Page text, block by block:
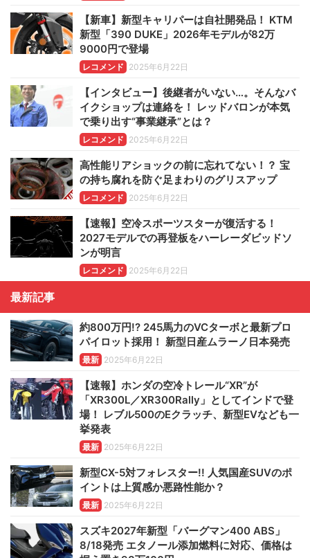
【新車】新型キャリパーは自社開発品！ KTM
新型「390 DUKE」2026年モデルが82万
9000円で登場
レコメンド 2025年6月22日
【インタビュー】後継者がいない…。そんなバ
イクショップは連絡を！ レッドバロンが本気
で乗り出す“事業継承”とは？
レコメンド 2025年6月22日
高性能リアショックの前に忘れてない！？ 宝
の持ち腐れを防ぐ足まわりのグリスアップ
レコメンド 2025年6月22日
【速報】空冷スポーツスターが復活する！
2027モデルでの再登板をハーレーダビッドソ
ンが明言
レコメンド 2025年6月22日
最新記事
約800万円!? 245馬力のVCターボと最新プロ
パイロット採用！ 新型日産ムラーノ日本発売
最新 2025年6月22日
【速報】ホンダの空冷トレール“XR”が
「XR300L／XR300Rally」としてインドで登
場！ レブル500のEクラッチ、新型EVなども一
挙発表
最新 2025年6月22日
新型CX-5対フォレスター!! 人気国産SUVのポ
イントは上質感か悪路性能か？
最新 2025年6月22日
スズキ2027年新型「バーグマン400 ABS」
8/18発売 エタノール添加燃料に対応、価格は